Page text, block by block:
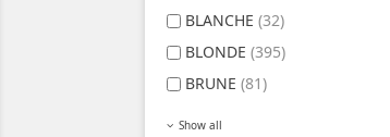
BLANCHE (32)
BLONDE (395)
BRUNE (81)
Show all